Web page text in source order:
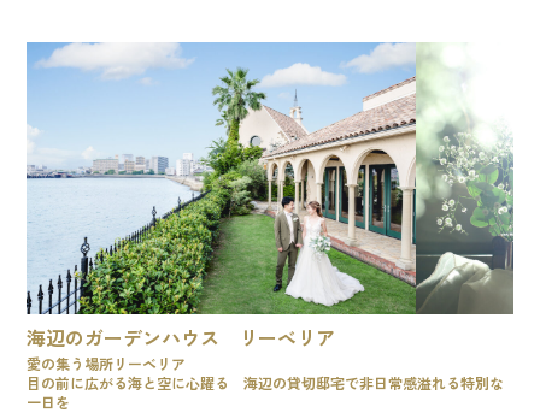
海辺のガーデンハウス リーベリア
愛の集う場所リーベリア
目の前に広がる海と空に心躍る 海辺の貸切邸宅で非日常感溢れる特別な
一日を